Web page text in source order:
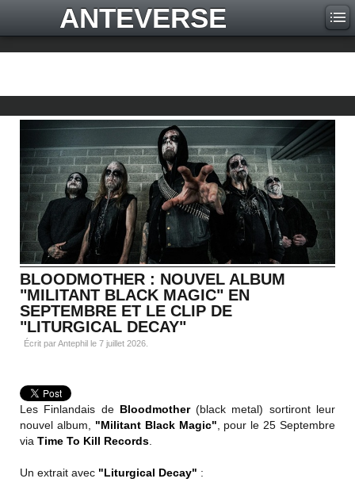
ANTEVERSE
BLOODMOTHER : NOUVEL ALBUM
"MILITANT BLACK MAGIC" EN
SEPTEMBRE ET LE CLIP DE
"LITURGICAL DECAY"
Écrit par Antephil le 7 juillet 2026
Les Finlandais de Bloodmother(black metal) sortiront leur
nouvel album, "Militant Black Magic" , pour le 25 Septembre
via Time To Kill Records
Un extrait avec "Liturgical Decay" :